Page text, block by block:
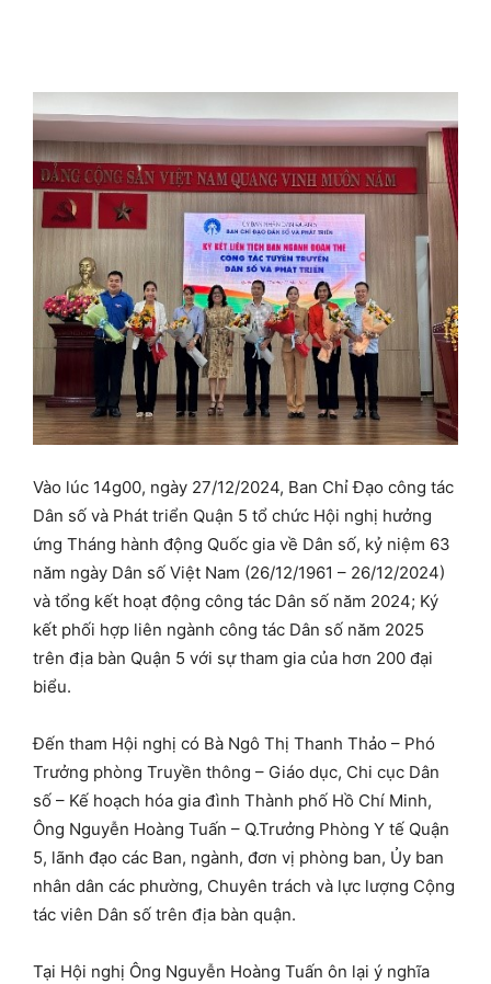
Vào lúc 14g00, ngày 27/12/2024, Ban Chỉ Đạo công tác
Dân số và Phát triển Quận 5 tổ chức Hội nghị hưởng
ứng Tháng hành động Quốc gia về Dân số, kỷ niệm 63
năm ngày Dân số Việt Nam (26/12/1961 – 26/12/2024)
và tổng kết hoạt động công tác Dân số năm 2024; Ký
kết phối hợp liên ngành công tác Dân số năm 2025
trên địa bàn Quận 5 với sự tham gia của hơn 200 đại
biểu.
Đến tham Hội nghị có Bà Ngô Thị Thanh Thảo – Phó
Trưởng phòng Truyền thông – Giáo dục, Chi cục Dân
số – Kế hoạch hóa gia đình Thành phố Hồ Chí Minh,
Ông Nguyễn Hoàng Tuấn – Q.Trưởng Phòng Y tế Quận
5, lãnh đạo các Ban, ngành, đơn vị phòng ban, Ủy ban
nhân dân các phường, Chuyên trách và lực lượng Cộng
tác viên Dân số trên địa bàn quận.
Tại Hội nghị Ông Nguyễn Hoàng Tuấn ôn lại ý nghĩa